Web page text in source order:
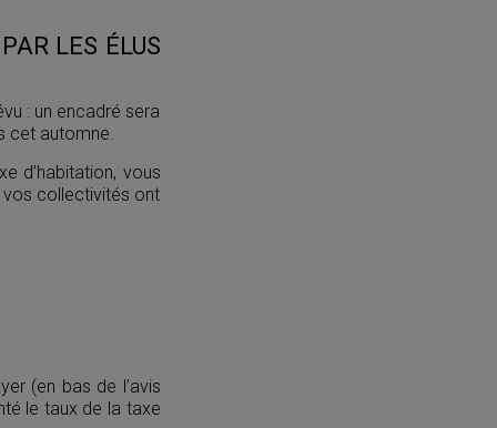
LES ÉLUS
: un encadré sera
cet automne.
d’habitation, vous
vos collectivités ont
(en bas de l’avis
le taux de la taxe